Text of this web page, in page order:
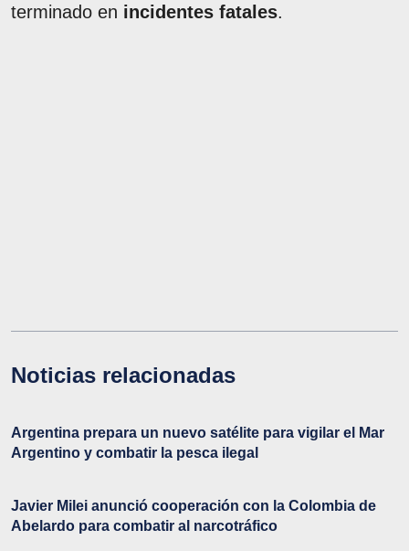
terminado en incidentes fatales.
Noticias relacionadas
Argentina prepara un nuevo satélite para vigilar el Mar
Argentino y combatir la pesca ilegal
Javier Milei anunció cooperación con la Colombia de
Abelardo para combatir al narcotráfico